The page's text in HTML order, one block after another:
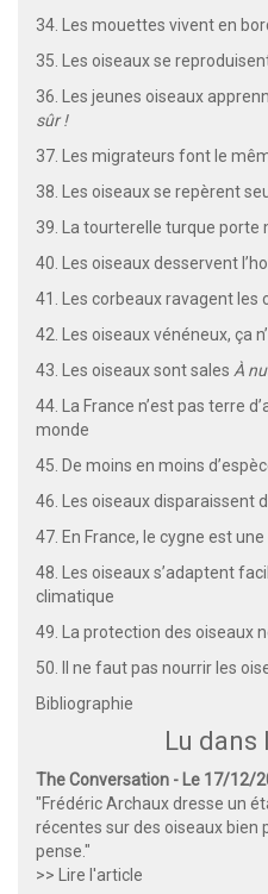
34. Les mouettes vivent en
35. Les oiseaux se
36. Les jeunes oiseaux
sûr !
37. Les migrateurs font le
38. Les oiseaux se repèrent
39. La tourterelle turque porte
40. Les oiseaux desservent
41. Les corbeaux ravagent les
42. Les oiseaux vénéneux, ça
43. Les oiseaux sont sales À
44. La France n’est pas terre
monde
45. De moins en moins
46. Les oiseaux disparaissent
47. En France, le cygne est
48. Les oiseaux s’adaptent
climatique
49. La protection des oiseaux
50. Il ne faut pas nourrir les
Bibliographie
Lu dans
The Conversation - Le 17/12/
"Frédéric Archaux dresse un
récentes sur des oiseaux bien
pense."
>> Lire l'article